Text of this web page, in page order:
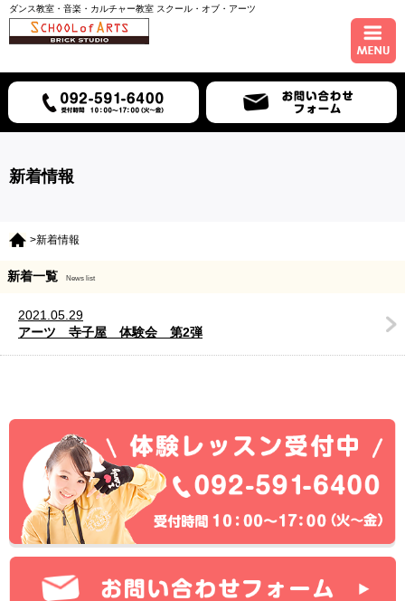
ダンス教室・音楽・カルチャー教室 スクール・オブ・アーツ
ホーム
コース紹介
新着情報
>新着情報
新着一覧 News list
2021.05.29
アーツ 寺子屋 体験会 第2弾